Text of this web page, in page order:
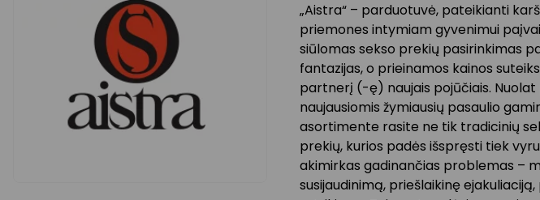
„Aistra“ – parduotuvė, pateikianti
priemones intymiam gyvenimui
siūlomas sekso prekių pasirinkimas
fantazijas, o prieinamos kainos
partnerį (-ę) naujais pojūčiais.
naujausiomis žymiausių pasaulio
asortimente rasite ne tik tradicinių
prekių, kurios padės išspręsti tiek
akimirkas gadinančias problemas –
susijaudinimą, priešlaikinę